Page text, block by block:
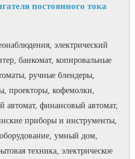
постоянного тока
электрический
банкомат, копировальные
ручные блендеры,
проекторы, кофемолки,
финансовый автомат,
приборы и инструменты,
умный дом,
техника, электрическое